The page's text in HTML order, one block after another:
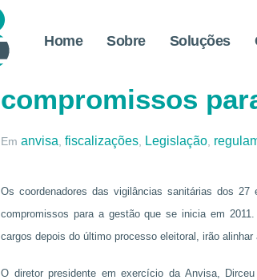
Home Sobre Soluções
Anvisa e estados
compromissos
Em anvisa fiscalizações Legislação
Os coordenadores das vigilâncias sanitárias dos
compromissos para a gestão que se inicia em
cargos depois do último processo eleitoral, irão
O diretor presidente em exercício da Anvisa,